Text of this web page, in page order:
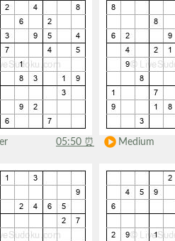
05:50 ⏰ Medium